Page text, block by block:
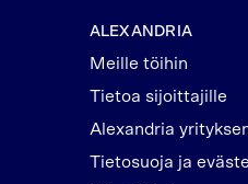
ALEXANDRIA
Meille töihin
Tietoa sijoittajille
Alexandria
Tietosuoja ja